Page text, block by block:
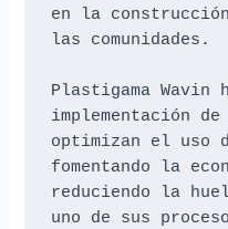
en la
las comunidades.
Plastigama
implementación
optimizan el uso
fomentando la
reduciendo la
uno de sus